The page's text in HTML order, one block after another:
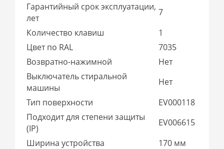
Гарантийный срок эксплуатации,
лет
7
Количество клавиш
1
Цвет по RAL
7035
Возвратно-нажимной
Нет
Выключатель стиральной
машины
Нет
Тип поверхности
EV000118
Подходит для степени защиты
(IP)
EV006615
Ширина устройства
170 мм